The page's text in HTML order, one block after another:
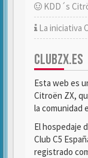
KDD´s
La iniciativa
CLUBZX.ES
Esta web es
Citroën ZX,
la comunidad
El hospedaje
Club C5
registrado